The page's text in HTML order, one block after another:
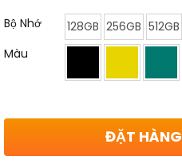
Bộ Nhớ 128GB 256GB 512GB
Màu
ĐẶT HÀNG